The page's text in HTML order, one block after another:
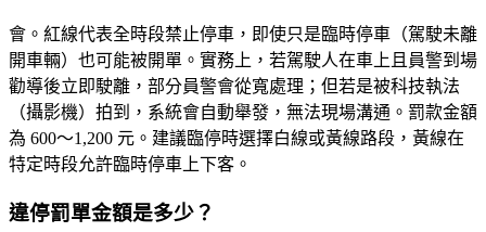
會。紅線代表全時段禁止停車 ，即使只是臨時停車（駕駛未離
開車輛）也可能被開單。實務上，若駕駛人在車上且員警到場
勸導後立即駛離，部分員警會從寬處理；但若是被科技執法
（攝影機）拍到，系統會自動舉發，無法現場溝通。罰款金額
為 600～1,200 元。建議臨停時選擇白線或黃線路段，黃線在
特定時段允許臨時停車上下客。
違停罰單金額是多少？